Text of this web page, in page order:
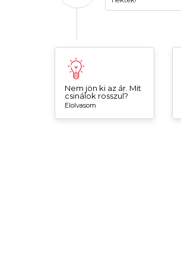
Nem jön ki az ár. Mit
csinálok rosszul?
Elolvasom